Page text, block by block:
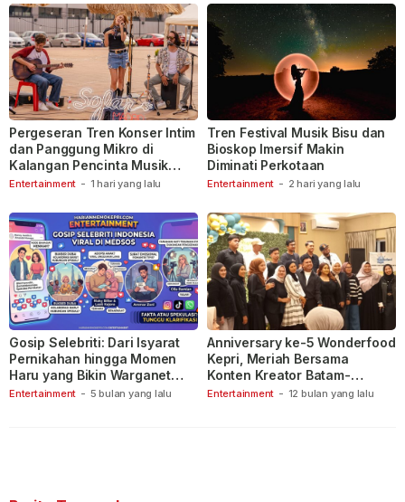
Entertainment - 1 hari yang lalu
Pergeseran Tren Konser Intim
dan Panggung Mikro di
Kalangan Pencinta Musik
Indonesia
Entertainment - 2 hari yang lalu
Tren Festival Musik Bisu dan
Bioskop Imersif Makin
Diminati Perkotaan
Entertainment - 5 bulan yang lalu
Gosip Selebriti: Dari Isyarat
Pernikahan hingga Momen
Haru yang Bikin Warganet
Berspekulasi
Entertainment - 12 bulan yang lalu
Anniversary ke-5 Wonderfood
Kepri, Meriah Bersama
Konten Kreator Batam-
Tanjungpinang